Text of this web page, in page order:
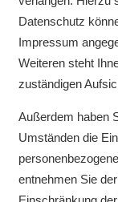
Datenschutz
Impressum
Weiteren steht
zuständigen
Außerdem haben
Umständen die
entnehmen Sie